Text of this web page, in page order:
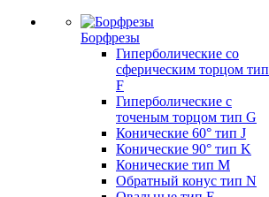
Борфрезы
Гиперболические cо
сферическим торцом тип
F
Гиперболические с
точеным торцом тип G
Конические 60° тип J
Конические 90° тип K
Конические тип M
Обратный конус тип N